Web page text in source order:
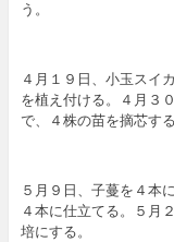
う。
４月１９日、小玉スイ
を植え付ける。４月３
で、４株の苗を摘芯する
５月９日、子蔓を４本
４本に仕立てる。５月
培にする。